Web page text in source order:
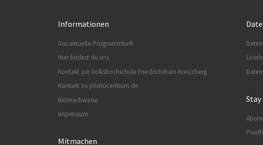
Informationen
Das aktuelle Programmheft
Hier findest du uns
Kontakt zur Volkshochschule Friedrichshain-Kreuzberg
Kontakt zu photocentrum.de
Bildnachweise
Impressum
Mitmachen